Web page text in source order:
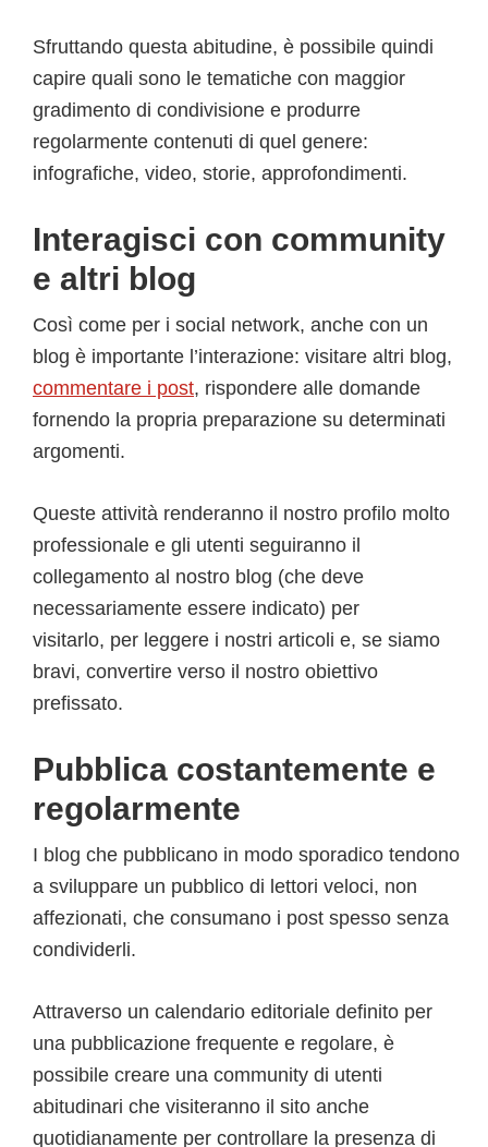
Sfruttando questa abitudine, è possibile quindi
capire quali sono le tematiche con maggior
gradimento di condivisione e produrre
regolarmente contenuti di quel genere:
infografiche, video, storie, approfondimenti.
Interagisci con community
e altri blog
Così come per i social network, anche con un
blog è importante l’interazione: visitare altri blog,
commentare i post, rispondere alle domande
fornendo la propria preparazione su determinati
argomenti.
Queste attività renderanno il nostro profilo molto
professionale e gli utenti seguiranno il
collegamento al nostro blog (che deve
necessariamente essere indicato) per
visitarlo, per leggere i nostri articoli e, se siamo
bravi, convertire verso il nostro obiettivo
prefissato.
Pubblica costantemente e
regolarmente
I blog che pubblicano in modo sporadico tendono
a sviluppare un pubblico di lettori veloci, non
affezionati, che consumano i post spesso senza
condividerli.
Attraverso un calendario editoriale definito per
una pubblicazione frequente e regolare, è
possibile creare una community di utenti
abitudinari che visiteranno il sito anche
quotidianamente per controllare la presenza di